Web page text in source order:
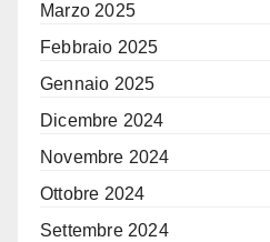
Marzo 2025
Febbraio 2025
Gennaio 2025
Dicembre 2024
Novembre 2024
Ottobre 2024
Settembre 2024